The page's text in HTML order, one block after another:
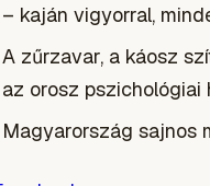
– kaján vigyorral,
A zűrzavar, a káosz
az orosz pszichológiai
Magyarország sajnos